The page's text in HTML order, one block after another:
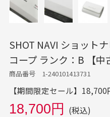
SHOT NAVI ショット
コープ ランク：B 【
商品番号 1-240101413731
【期間限定セール】
18,700円 (税込)